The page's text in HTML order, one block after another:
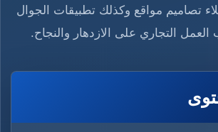
تصاميم مواقع وكذلك تطبيقات الجوال
التجاري على الازدهار والنجاح.